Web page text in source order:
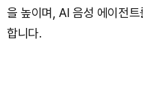
을 높이며, AI 음성 에이전
합니다.